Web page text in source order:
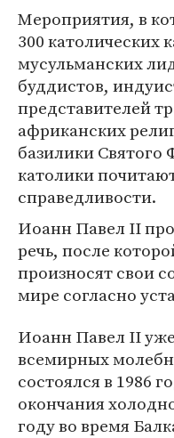
Мероприятия, в
300 католических
мусульманских
буддистов,
представителей
африканских
базилики Святого
католики
справедливости.
Иоанн Павел II
речь, после
произносят свои
мире согласно
Иоанн Павел II
всемирных
состоялся в 1986
окончания
году во время